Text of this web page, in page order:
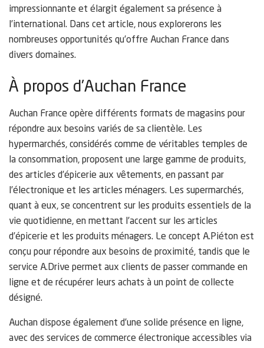
impressionnante et élargit également sa présence à
l’international. Dans cet article, nous explorerons les
nombreuses opportunités qu’offre Auchan France dans
divers domaines.
À propos d’Auchan France
Auchan France opère différents formats de magasins pour
répondre aux besoins variés de sa clientèle. Les
hypermarchés, considérés comme de véritables temples de
la consommation, proposent une large gamme de produits,
des articles d’épicerie aux vêtements, en passant par
l’électronique et les articles ménagers. Les supermarchés,
quant à eux, se concentrent sur les produits essentiels de la
vie quotidienne, en mettant l’accent sur les articles
d’épicerie et les produits ménagers. Le concept A.Piéton est
conçu pour répondre aux besoins de proximité, tandis que le
service A.Drive permet aux clients de passer commande en
ligne et de récupérer leurs achats à un point de collecte
désigné.
Auchan dispose également d’une solide présence en ligne,
avec des services de commerce électronique accessibles via